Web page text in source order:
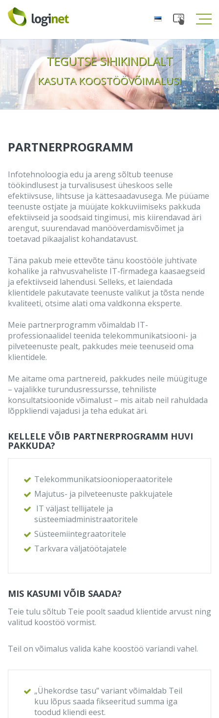
Toggle
TEGUTSE SIHIKINDLALT
KASUTA KOOSTÖÖVÕIMALUSI
PARTNERPROGRAMM
Infotehnoloogia edu ja areng sõltub teenuse
töökindlusest ja turvalisusest üheskoos selle
efektiivsuse, lihtsuse ja kättesaadavusega. Me püüame
teenuste ostjate ja müüjate kokkuviimiseks pakkuda
efektiivseid ja soodsaid tingimusi, mis kiirendavad äri
arengut, suurendavad manööverdamisvõimet ja
toetavad pikaajalist kohandatavust.
Täna pakub meie ettevõte tänu koostööle juhtivate
kohalike ja rahvusvaheliste IT-firmadega kaasaegseid
ja efektiivseid lahendusi. Selleks, et laiendada
klientidele pakutavate teenuste valikut ja tõsta nende
kvaliteeti, otsime alati oma valdkonna eksperte.
Meie partnerprogramm võimaldab IT-
professionaalidel teenida telekommunikatsiooni- ja
pilveteenuste pealt, pakkudes meie teenuseid oma
klientidele.
Me aitame oma partnereid, pakkudes neile müügituge
– vajalikke turundusressursse, tehniliste
konsultatsioonide võimalust – mis aitab neil rahuldada
lõppkliendi vajadusi ja teha edukat äri.
KELLELE VÕIB PARTNERPROGRAMM HUVI
PAKKUDA?
Telekommunikatsioonioperaatoritele
Majutus- ja pilveteenuste pakkujatele
IT väljast tellijatele ja
süsteemiadministraatoritele
Süsteemiintegraatoritele
Tarkvara väljatöötajatele
MIS KASUMI VÕIB SAADA?
Teie tulu sõltub Teie poolt saadud klientide arvust ning
valitud koostöö vormist.
Teil on võimalus valida kahe koostöö variandi vahel.
„Ühekordse tasu” variant võimaldab Teil
kuu lõpus saada fikseeritud summa iga
toodud kliendi eest.